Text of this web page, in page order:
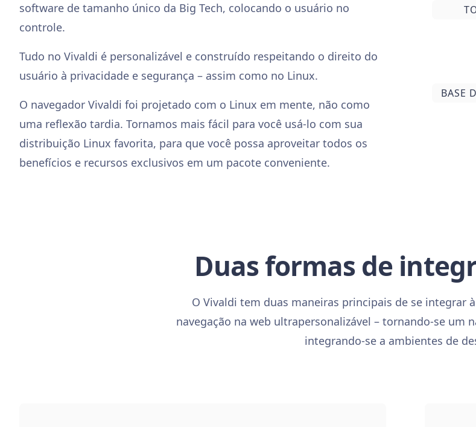
software de tamanho único da Big Tech, colocando o usuário no
controle.
Tudo no Vivaldi é personalizável e construído respeitando o direito do
usuário à privacidade e segurança – assim como no Linux.
O navegador Vivaldi foi projetado com o Linux em mente, não como
uma reflexão tardia. Tornamos mais fácil para você usá-lo com sua
distribuição Linux favorita, para que você possa aproveitar todos os
benefícios e recursos exclusivos em um pacote conveniente.
BASE
Duas formas de
O Vivaldi tem duas maneiras principais de se integrar
navegação na web ultrapersonalizável – tornando-se um
integrando-se a ambientes de